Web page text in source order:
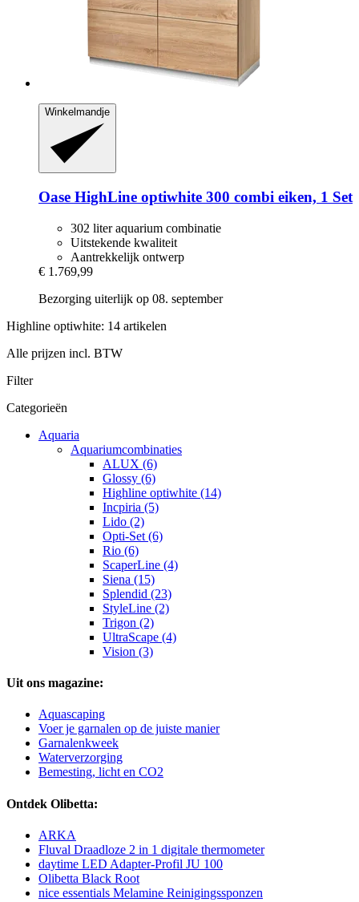
Winkelmandje
Oase HighLine optiwhite 300 combi eiken, 1 Set
302 liter aquarium combinatie
Uitstekende kwaliteit
Aantrekkelijk ontwerp
€ 1.769,99
Bezorging uiterlijk op 08. september
Highline optiwhite: 14 artikelen
Alle prijzen incl. BTW
Filter
Categorieën
Aquaria
Aquariumcombinaties
ALUX (6)
Glossy (6)
Highline optiwhite (14)
Incpiria (5)
Lido (2)
Opti-Set (6)
Rio (6)
ScaperLine (4)
Siena (15)
Splendid (23)
StyleLine (2)
Trigon (2)
UltraScape (4)
Vision (3)
Uit ons magazine:
Aquascaping
Voer je garnalen op de juiste manier
Garnalenkweek
Waterverzorging
Bemesting, licht en CO2
Ontdek Olibetta:
ARKA
Fluval Draadloze 2 in 1 digitale thermometer
daytime LED Adapter-Profil JU 100
Olibetta Black Root
nice essentials Melamine Reinigingssponzen